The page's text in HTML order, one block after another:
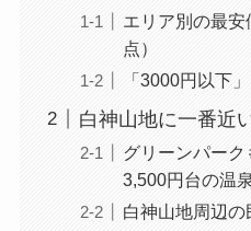
エリア別の最
点）
「3000円以下
白神山地に一番近
グリーンパーク
3,500円台の温
白神山地周辺